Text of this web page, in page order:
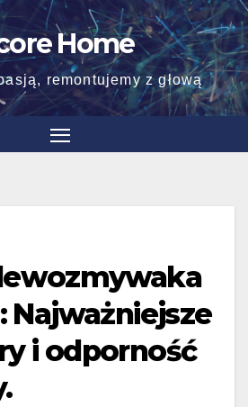
Home
remontujemy z głową
Najważniejsze
i odporność